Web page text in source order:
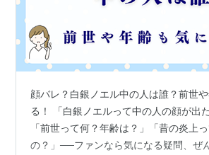
顔バレ？白銀ノエル中の人は誰？前世
る！ 「白銀ノエルって中の人の顔が出
「前世って何？年齢は？」「昔の炎上
の？」──ファンなら気になる疑問、ぜ